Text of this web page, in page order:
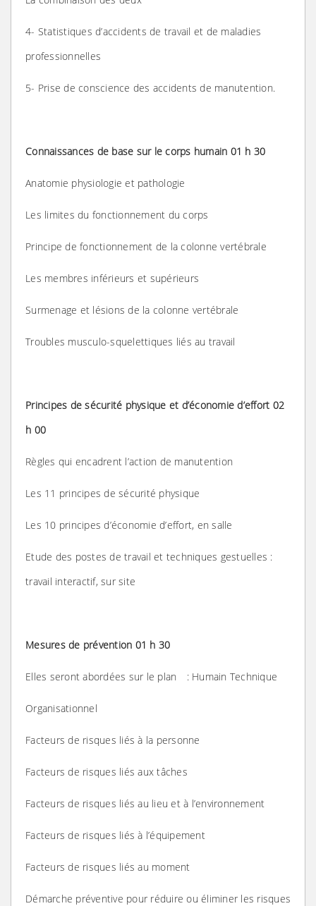
4- Statistiques d’accidents de travail et de maladies
professionnelles
5- Prise de conscience des accidents de manutention.
Connaissances de base sur le corps humain 01 h 30
Anatomie physiologie et pathologie
Les limites du fonctionnement du corps
Principe de fonctionnement de la colonne vertébrale
Les membres inférieurs et supérieurs
Surmenage et lésions de la colonne vertébrale
Troubles musculo-squelettiques liés au travail
Principes de sécurité physique et d’économie d’effort 02
h 00
Règles qui encadrent l’action de manutention
Les 11 principes de sécurité physique
Les 10 principes d’économie d’effort, en salle
Etude des postes de travail et techniques gestuelles :
travail interactif, sur site
Mesures de prévention 01 h 30
Elles seront abordées sur le plan : Humain Technique
Organisationnel
Facteurs de risques liés à la personne
Facteurs de risques liés aux tâches
Facteurs de risques liés au lieu et à l’environnement
Facteurs de risques liés à l’équipement
Facteurs de risques liés au moment
Démarche préventive pour réduire ou éliminer les risques